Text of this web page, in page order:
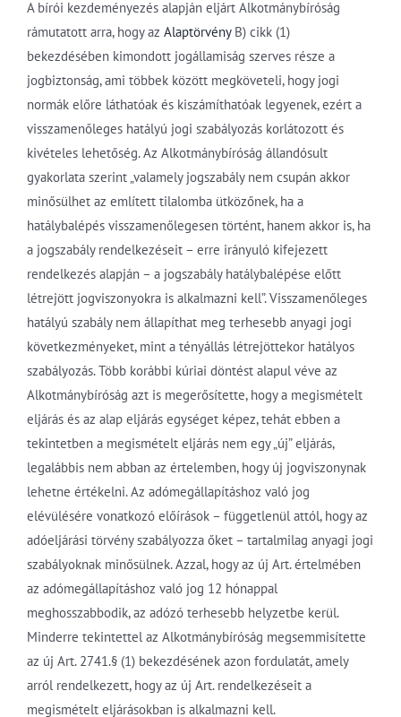
A bírói kezdeményezés alapján eljárt Alkotmánybíróság
rámutatott arra, hogy az AlaptörvényB) cikk (1)
bekezdésében kimondott jogállamiság szerves része a
jogbiztonság, ami többek között megköveteli, hogy jogi
normák előre láthatóak és kiszámíthatóak legyenek, ezért a
visszamenőleges hatályú jogi szabályozás korlátozott és
kivételes lehetőség. Az Alkotmánybíróság állandósult
gyakorlata szerint „valamely jogszabály nem csupán akkor
minősülhet az említett tilalomba ütközőnek, ha a
hatálybalépés visszamenőlegesen történt, hanem akkor is, ha
a jogszabály rendelkezéseit – erre irányuló kifejezett
rendelkezés alapján – a jogszabály hatálybalépése előtt
létrejött jogviszonyokra is alkalmazni kell”. Visszamenőleges
hatályú szabály nem állapíthat meg terhesebb anyagi jogi
következményeket, mint a tényállás létrejöttekor hatályos
szabályozás. Több korábbi kúriai döntést alapul véve az
Alkotmánybíróság azt is megerősítette, hogy a megismételt
eljárás és az alap eljárás egységet képez, tehát ebben a
tekintetben a megismételt eljárás nem egy „új” eljárás,
legalábbis nem abban az értelemben, hogy új jogviszonynak
lehetne értékelni. Az adómegállapításhoz való jog
elévülésére vonatkozó előírások – függetlenül attól, hogy az
adóeljárási törvény szabályozza őket – tartalmilag anyagi jogi
szabályoknak minősülnek. Azzal, hogy az új Art. értelmében
az adómegállapításhoz való jog 12 hónappal
meghosszabbodik, az adózó terhesebb helyzetbe kerül.
Minderre tekintettel az Alkotmánybíróság megsemmisítette
az új Art. 2741.§ (1) bekezdésének azon fordulatát, amely
arról rendelkezett, hogy az új Art. rendelkezéseit a
megismételt eljárásokban is alkalmazni kell.